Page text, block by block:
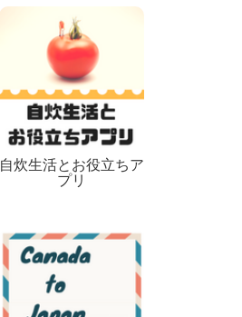
自炊生活とお役立ちア
プリ